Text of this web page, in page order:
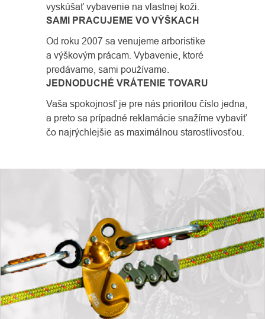
vyskúšať vybavenie na vlastnej koži.
SAMI PRACUJEME VO VÝŠKACH
Od roku 2007 sa venujeme arboristike
a výškovým prácam. Vybavenie, ktoré
predávame, sami používame.
JEDNODUCHÉ VRÁTENIE TOVARU
Vaša spokojnosť je pre nás prioritou číslo jedna,
a preto sa prípadné reklamácie snažíme vybaviť
čo najrýchlejšie as maximálnou starostlivosťou.